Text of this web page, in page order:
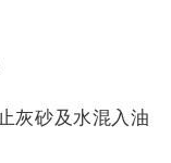
灰砂及水混入油